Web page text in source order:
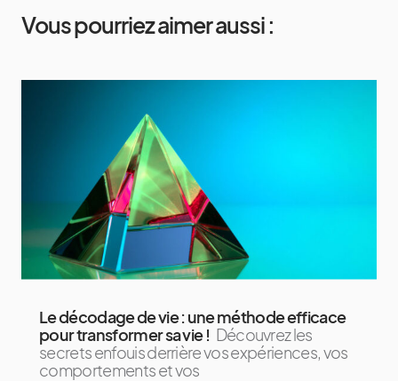
Vous pourriez aimer aussi :
Le décodage de vie : une méthode efficace
pour transformer sa vie ! Découvrez les
secrets enfouis derrière vos expériences, vos
comportements et vos